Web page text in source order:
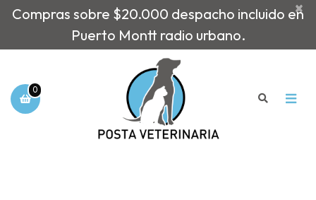
Compras sobre $20.000 despacho incluido en
Puerto Montt radio urbano.
×
0